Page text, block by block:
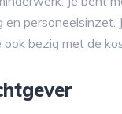
en
ook bezig met de